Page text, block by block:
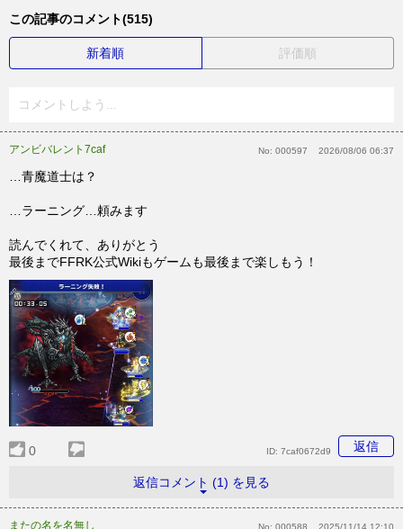
この記事のコメント(515)
新着順 評価順
コメントしよう...
アンビバレント7caf No: 000597 2026/08/06 06:37
…青魔道士は？
…ラーニング…頼みます
読んでくれて、ありがとう
最後までFFRK公式Wikiもゲームも最後まで楽しもう！
0 返信
ID: 7caf0672d9
返信コメント (1) を見る
またの名を名無し No: 000588 2025/11/14 12:10